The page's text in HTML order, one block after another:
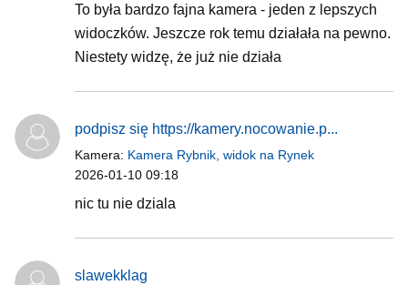
To była bardzo fajna kamera - jeden z lepszych
widoczków. Jeszcze rok temu działała na pewno.
Niestety widzę, że już nie działa
podpisz się https://kamery.nocowanie.p...
Kamera: Kamera Rybnik, widok na Rynek
2026-01-10 09:18
nic tu nie dziala
slawekklag